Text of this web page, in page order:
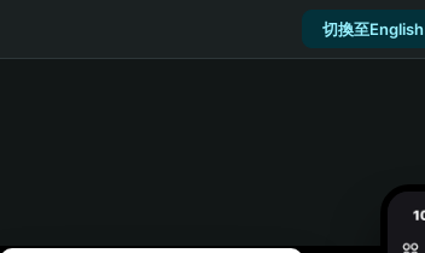
切換至English